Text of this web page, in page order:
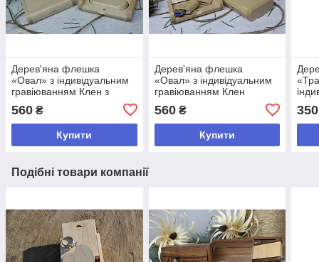
Дерев'яна флешка
«Овал» з індивідуальним
гравіюванням Клен з
окантовкою на 32Gb (3.0)
в скриньці
560 ₴
Купити
Дерев'яна флешка
«Овал» з індивідуальним
гравіюванням Клен
скриньці
560₴
Купити
350
Подібні товари компанії